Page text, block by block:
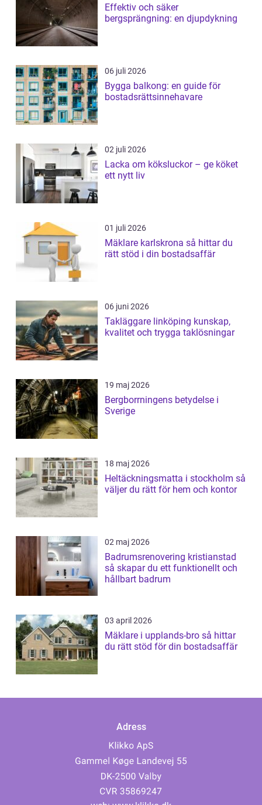
Effektiv och säker
bergsprängning: en djupdykning
06 juli 2026
Bygga balkong: en guide för
bostadsrättsinnehavare
02 juli 2026
Lacka om köksluckor – ge köket
ett nytt liv
01 juli 2026
Mäklare karlskrona så hittar du
rätt stöd i din bostadsaffär
06 juni 2026
Takläggare linköping kunskap,
kvalitet och trygga taklösningar
19 maj 2026
Bergborrningens betydelse i
Sverige
18 maj 2026
Heltäckningsmatta i stockholm så
väljer du rätt för hem och kontor
02 maj 2026
Badrumsrenovering kristianstad
så skapar du ett funktionellt och
hållbart badrum
03 april 2026
Mäklare i upplands-bro så hittar
du rätt stöd för din bostadsaffär
Adress